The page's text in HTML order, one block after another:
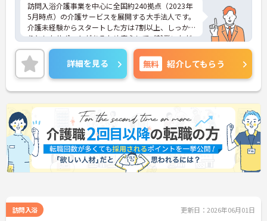
訪問入浴介護事業を中心に全国約240拠点（2023年
5月時点）の介護サービスを展開する大手法人です。
介護未経験からスタートした方は7割以上、しっか
りとしたサポートがあるため安心してご就業いただ
けます。お風呂に入れなくて困っている方に、手を
差し伸べてあげられるとてもやりがいのあるお仕事
です。ご興味ある方には、面接対策ポイントなど、
さらに詳細をお話しいたしますのでお気軽にご相談
ください！
詳細を見る 無料 紹介してもらう
訪問入浴 更新日：2026年06月01日